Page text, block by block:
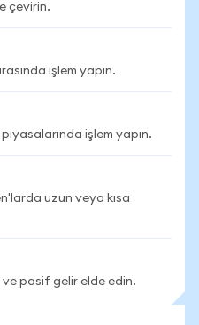
çevirin.
işlem yapın.
işlem yapın.
uzun veya kısa
pasif gelir elde edin.